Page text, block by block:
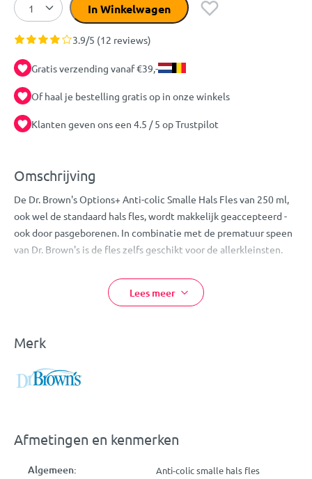
In Winkelwagen
3.9/5 (12 reviews)
Gratis verzending vanaf €39,-
Of haal je bestelling gratis op in onze winkels
Klanten geven ons een 4.5 / 5 op Trustpilot
Omschrijving
De Dr. Brown's Options+ Anti-colic Smalle Hals Fles van 250 ml,
ook wel de standaard hals fles, wordt makkelijk geaccepteerd -
ook door pasgeborenen. In combinatie met de prematuur speen
van Dr. Brown's is de fles zelfs geschikt voor de allerkleinsten.
Dr. Brown’s werd in 1996 ontwikkeld door de Amerikaanse arts
Craig Brown. Het is de enige fles met een gepatenteerd
Dr. Brown’s voed je je kindje vacuümvrij en zonder
zoals darmkrampjes en overgeven voorkomen en blijven
vitamine C, A en E optimaal behouden. De werking van Dr.
Het unieke Natural Flow-ventielsysteem voorkomt niet alleen
dat er lucht in de melk komt, het voorkomt ook dat fles en speen
Lees meer
Merk
Afmetingen en kenmerken
Algemeen: Anti-colic smalle hals fles